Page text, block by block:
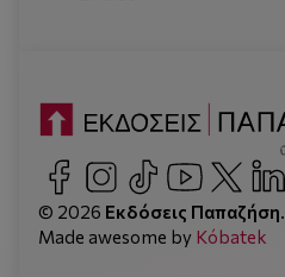
© 2026 Εκδόσεις Παπαζήση
Made awesome by Kόbatek